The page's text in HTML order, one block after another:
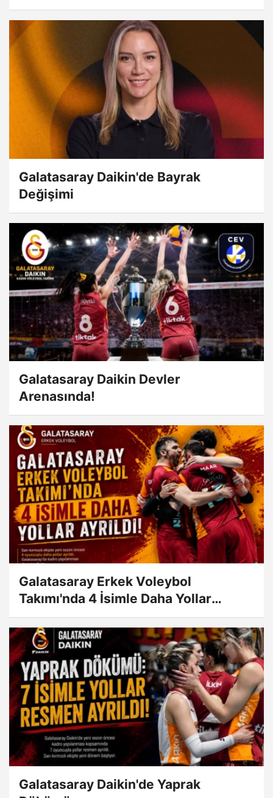
Galatasaray Daikin'de Bayrak
Değişimi
Galatasaray Daikin Devler
Arenasında!
Galatasaray Erkek Voleybol
Takımı'nda 4 İsimle Daha Yollar
Ayrıldı!
Galatasaray Daikin'de Yaprak